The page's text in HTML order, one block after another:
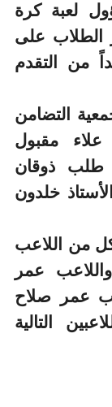
لعبة كرة
الطلاب على
من التقدم
التضامن
علاء مقبول
طلب ذوقان
خلدون
من اللاعب
عمر
عمر صلاح
التالية